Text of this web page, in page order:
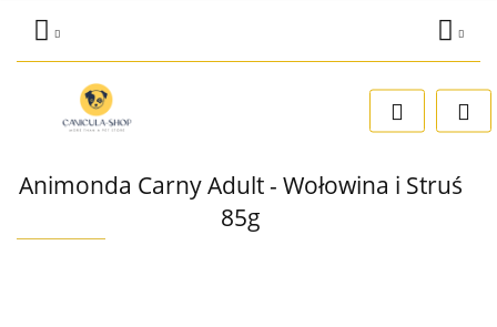
Zaloguj się
Dodaj zgłoszenie
Animonda Carny Adult - Wołowina i Struś
85g